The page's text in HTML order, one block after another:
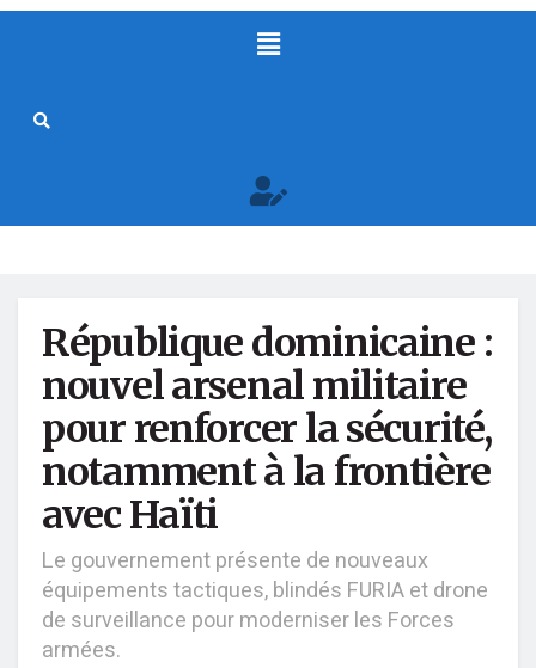
République dominicaine :
nouvel arsenal militaire
pour renforcer la sécurité,
notamment à la frontière
avec Haïti
Le gouvernement présente de nouveaux
équipements tactiques, blindés FURIA et drone
de surveillance pour moderniser les Forces
armées.